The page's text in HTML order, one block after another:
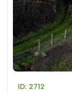
ID: 2712